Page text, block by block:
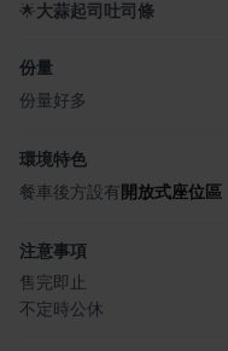
🌟大蒜起司吐司條
份量
份量好多
環境特色
餐車後方設有 開放式座位區
注意事項
售完即止
不定時公休